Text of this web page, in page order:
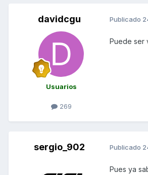
davidcgu
Usuarios
269
Publicado
Puede ser
sergio_902 Publicado
Pues ya